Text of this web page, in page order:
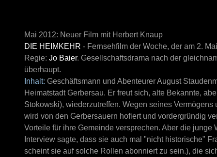
Mai 2012: Neuer Film mit Herbert Knaup
DIE HEIMKEHR - Fernsehfilm der Woche, der am 2.
Regie: Jo Baier. Gesellschaftsdrama nach der
überhaupt.
Inhalt: Geschäftsmann und Abenteurer August
Heimatstadt Gerbersau. Er freut sich, alte Bekannte,
Stokowski), wiederzutreffen. Wegen seines
wird von den Gerbersauern hofiert und vordergründig
Vorteile für ihre Gemeinde versprechen. Aber die
Interview sagte, dass sie auch mal "nicht historische"
scheint sie auf solche Rollen abonniert zu sein.), die